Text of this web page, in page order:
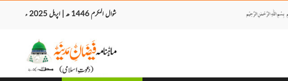
شوال المکرم 1446 ھ | اپریل 2025 ء